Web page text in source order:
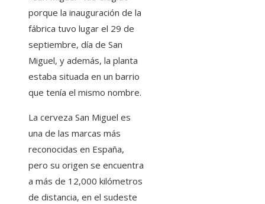
porque la inauguración de la
fábrica tuvo lugar el 29 de
septiembre, día de San
Miguel, y además, la planta
estaba situada en un barrio
que tenía el mismo nombre.
La cerveza San Miguel es
una de las marcas más
reconocidas en España,
pero su origen se encuentra
a más de 12,000 kilómetros
de distancia, en el sudeste